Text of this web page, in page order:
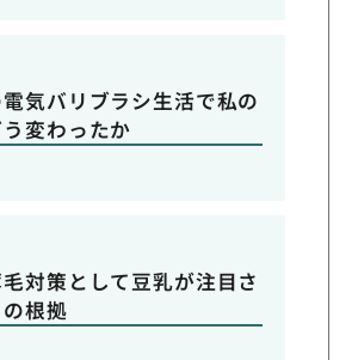
気バリブラシ生活で私の
変わったか
対策として豆乳が注目さ
根拠